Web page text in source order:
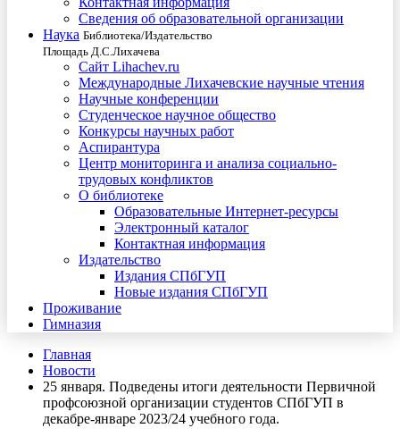
Сведения об образовательной организации
Наука Библиотека/Издательство
Площадь Д.С.Лихачева
Сайт Lihachev.ru
Международные Лихачевские научные чтения
Научные конференции
Студенческое научное общество
Конкурсы научных работ
Аспирантура
Центр мониторинга и анализа социально-
трудовых конфликтов
О библиотеке
Образовательные Интернет-ресурсы
Электронный каталог
Контактная информация
Издательство
Издания СПбГУП
Новые издания СПбГУП
Проживание
Гимназия
Главная
Новости
25 января. Подведены итоги деятельности Первичной
профсоюзной организации студентов СПбГУП в
декабре-январе 2023/24 учебного года.